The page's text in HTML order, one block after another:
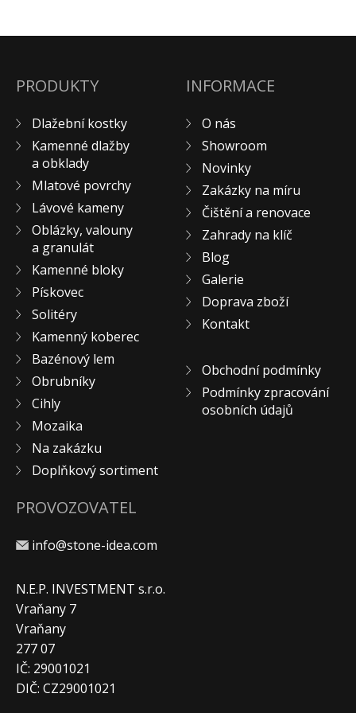
Solitéry
Výrobky z kamene na zakázku
Terazzo
Doplňkový sortiment
DLAŽEBNÍ KOSTKY
KAMENNÉ DLAŽBY, OBKLADY
MLATOVÉ POVRCHY
ZAKÁZKY NA MÍRU
VÝPRODEJ
NOVINKY
BLOG
KONTAKT
PRODUKTY
Dlažební kostky
Kamenné dlažby
a obklady
Mlatové povrchy
Lávové kameny
Oblázky, valouny
a granulát
Kamenné bloky
Pískovec
Solitéry
Kamenný koberec
Bazénový lem
Obrubníky
Cihly
Mozaika
Na zakázku
Doplňkový sortiment
INFORMACE
O nás
Showroom
Novinky
Zakázky na míru
Čištění a renovace
Zahrady na klíč
Blog
Galerie
Doprava zboží
Kontakt
Obchodní podmínky
Podmínky zpracování
osobních údajů
PROVOZOVATEL
info@stone-idea.com
N.E.P. INVESTMENT s.r.o.
Vraňany 7
Vraňany
277 07
IČ: 29001021
DIČ: CZ29001021